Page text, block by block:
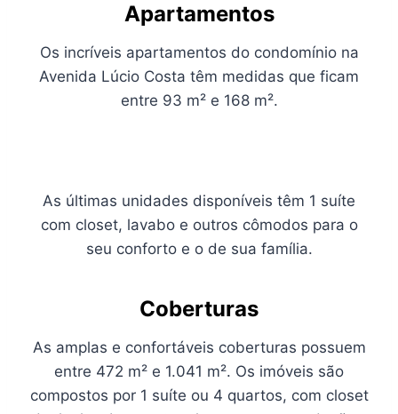
Apartamentos
Os incríveis apartamentos do condomínio na
Avenida Lúcio Costa têm medidas que ficam
entre 93 m² e 168 m².
As últimas unidades disponíveis têm 1 suíte
com closet, lavabo e outros cômodos para o
seu conforto e o de sua família.
Coberturas
As amplas e confortáveis coberturas possuem
entre 472 m² e 1.041 m². Os imóveis são
compostos por 1 suíte ou 4 quartos, com closet